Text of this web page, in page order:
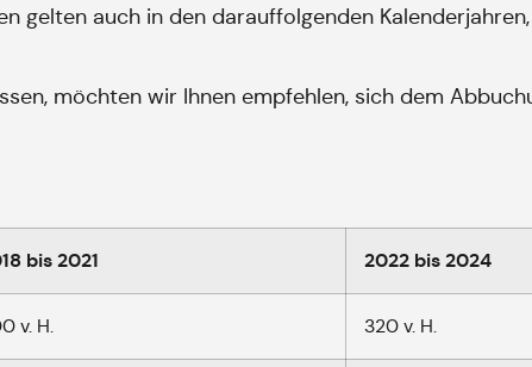
gelten auch in den darauffolgenden
möchten wir Ihnen empfehlen, sich dem
bis 2021 2022 bis 2024
v. H. 320 v. H.